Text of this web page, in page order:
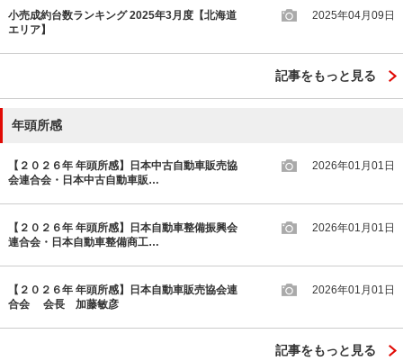
小売成約台数ランキング 2025年3月度【北海道
エリア】
2025年04月09日
記事をもっと見る
年頭所感
【２０２６年 年頭所感】日本中古自動車販売協
会連合会・日本中古自動車販…
2026年01月01日
【２０２６年 年頭所感】日本自動車整備振興会
連合会・日本自動車整備商工…
2026年01月01日
【２０２６年 年頭所感】日本自動車販売協会連
合会 会長 加藤敏彦
2026年01月01日
記事をもっと見る